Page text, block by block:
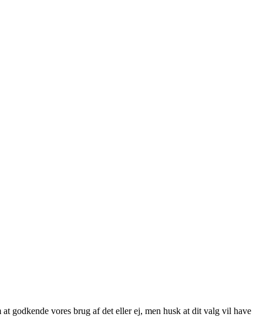
godkende vores brug af det eller ej, men husk at dit valg vil have